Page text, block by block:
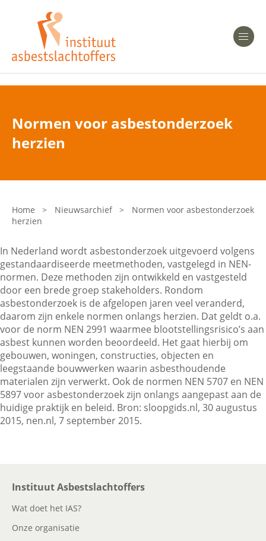
Heeft u Mesothelioom?
Heeft u Asbestose?
Bent u arts?
Asbest en Gezondheid
Laatste nieuws
Onze organisatie
Veelgestelde vragen
Contactgegevens
Zoeken
Normen voor asbestonderzoek
herzien
Home > Nieuwsarchief >
Normen voor asbestonderzoek
herzien
In Nederland wordt asbestonderzoek uitgevoerd volgens
gestandaardiseerde meetmethoden, vastgelegd in NEN-
normen. Deze methoden zijn ontwikkeld en vastgesteld
door een brede groep stakeholders. Rondom
asbestonderzoek is de afgelopen jaren veel veranderd,
daarom zijn enkele normen onlangs herzien. Dat geldt o.a.
voor de norm NEN 2991 waarmee blootstellingsrisico’s aan
asbest kunnen worden beoordeeld. Het gaat hierbij om
gebouwen, woningen, constructies, objecten en
leegstaande bouwwerken waarin asbesthoudende
materialen zijn verwerkt. Ook de normen NEN 5707 en NEN
5897 voor asbestonderzoek zijn onlangs aangepast aan de
huidige praktijk en beleid. Bron: sloopgids.nl, 30 augustus
2015, nen.nl, 7 september 2015.
Instituut Asbestslachtoffers
Wat doet het IAS?
Onze organisatie